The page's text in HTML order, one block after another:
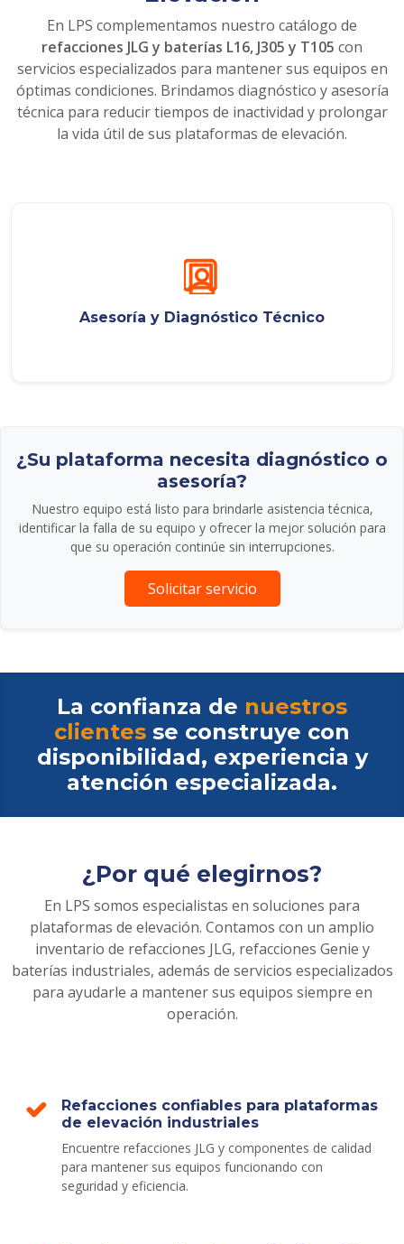
En LPS complementamos nuestro catálogo de
refacciones JLG y baterías L16, J305 y T105 con
servicios especializados para mantener sus equipos en
óptimas condiciones. Brindamos diagnóstico y asesoría
técnica para reducir tiempos de inactividad y prolongar
la vida útil de sus plataformas de elevación.
Asesoría y Diagnóstico Técnico
¿Su plataforma necesita diagnóstico o
asesoría?
Nuestro equipo está listo para brindarle asistencia técnica,
identificar la falla de su equipo y ofrecer la mejor solución para
que su operación continúe sin interrupciones.
Solicitar servicio
La confianza de nuestros
clientes se construye con
disponibilidad, experiencia y
atención especializada.
¿Por qué elegirnos?
En LPS somos especialistas en soluciones para
plataformas de elevación. Contamos con un amplio
inventario de refacciones JLG, refacciones Genie y
baterías industriales, además de servicios especializados
para ayudarle a mantener sus equipos siempre en
operación.
Refacciones confiables para plataformas
de elevación industriales
Encuentre refacciones JLG y componentes de calidad
para mantener sus equipos funcionando con
seguridad y eficiencia.